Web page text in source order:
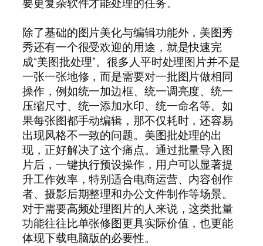
除了基础的图片美化与编辑功能外，美图秀
秀还有一个很受欢迎的用途，就是快速完
成“美图批处理”。很多人平时处理图片并不是
一张一张地修，而是需要对一批图片做相同
操作，例如统一加边框、统一调亮度、统一
压缩尺寸、统一添加水印、统一命名等。如
果每张图都手动编辑，那不仅耗时，还容易
出现风格不一致的问题。美图批处理的出
现，正好解决了这个痛点。通过批量导入图
片后，一键执行预设操作，用户可以显著提
升工作效率，特别适合电商运营、内容创作
者、摄影后期整理和办公文件制作等场景。
对于需要高频处理图片的人来说，这类批量
功能往往比单张修图更具实际价值，也更能
体现下载电脑版的必要性。